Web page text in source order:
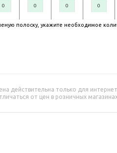
полоску, укажите необходимое
действительна только для
от цен в розничных